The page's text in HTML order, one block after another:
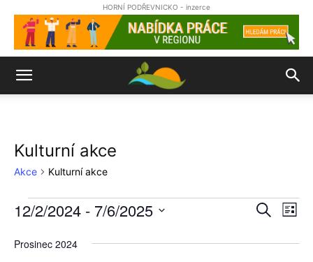
HORNÍ PODŘEVNICKO - inzerce
Kulturní akce
Akce Kulturní akce
Akce
pro
Hledat
12/2/2024 - 7/6/2025
datum.
Prosinec 2024